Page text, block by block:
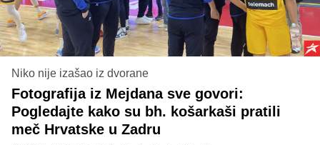
Niko nije izašao iz dvorane
Fotografija iz Mejdana sve govori:
Pogledajte kako su bh. košarkaši pratili
meč Hrvatske u Zadru